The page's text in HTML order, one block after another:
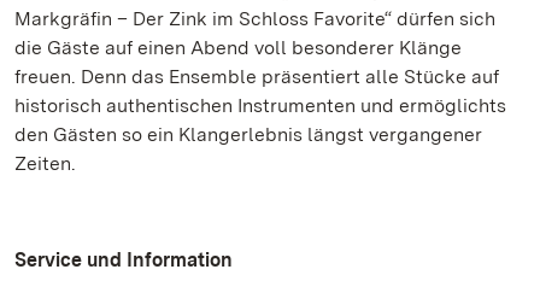
Markgräfin – Der Zink im Schloss Favorite“ dürfen sich
die Gäste auf einen Abend voll besonderer Klänge
freuen. Denn das Ensemble präsentiert alle Stücke auf
historisch authentischen Instrumenten und ermöglichts
den Gästen so ein Klangerlebnis längst vergangener
Zeiten.
Service und Information